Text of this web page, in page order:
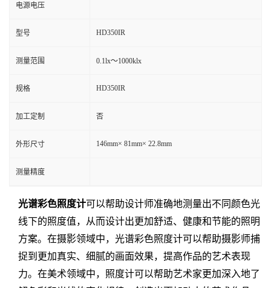
电源电压
型号 HD350IR
测量范围 0.1lx～1000klx
规格 HD350IR
加工定制 否
外形尺寸 146mm× 81mm× 22.8mm
测量精度
光谱彩色照度计可以帮助设计师准确地测量出不同颜色光
线下的照度值，从而设计出更加舒适、健康和节能的照明
方案。在摄影领域中， 光谱彩色照度计可以帮助摄影师捕
捉到更加真实、细腻的画面效果，提高作品的艺术表现
力。在美术领域中，照度计可以帮助艺术家更加深入地了